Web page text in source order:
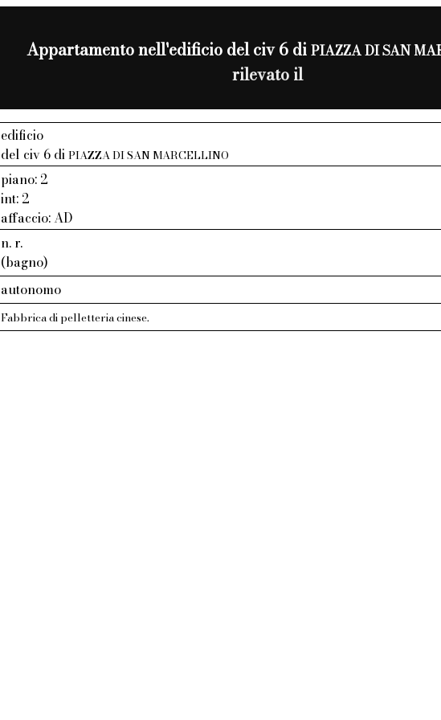
Appartamento nell'edificio del civ 6 diPIAZZA DI SAN
rilevato il
edificio
del civ 6 diPIAZZA DI SAN MARCELLINO
piano: 2
int: 2
affaccio: AD
n. r.
(bagno)
autonomo
Fabbrica di pelletteria cinese.